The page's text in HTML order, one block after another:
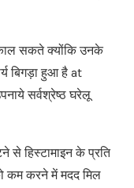
सकते क्योंकि उनके
बिगड़ा हुआ है at
सर्वश्रेष्ठ घरेलू
से हिस्टामाइन के प्रति
कम करने में मदद मिल